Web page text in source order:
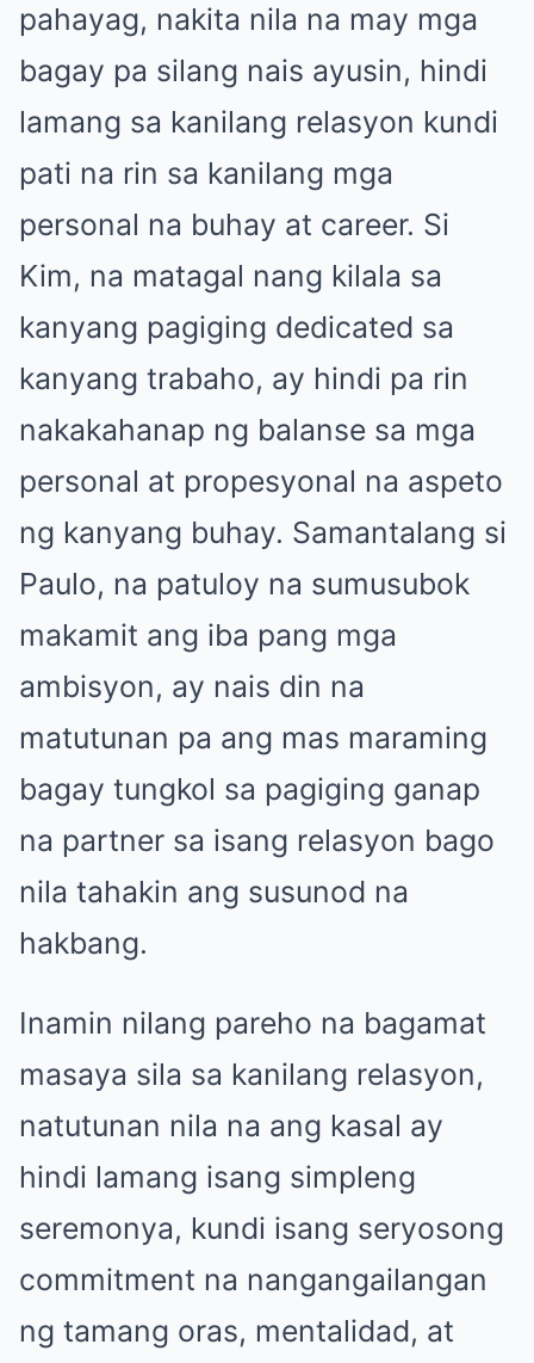
pahayag, nakita nila na may mga
bagay pa silang nais ayusin, hindi
lamang sa kanilang relasyon kundi
pati na rin sa kanilang mga
personal na buhay at career. Si
Kim, na matagal nang kilala sa
kanyang pagiging dedicated sa
kanyang trabaho, ay hindi pa rin
nakakahanap ng balanse sa mga
personal at propesyonal na aspeto
ng kanyang buhay. Samantalang si
Paulo, na patuloy na sumusubok
makamit ang iba pang mga
ambisyon, ay nais din na
matutunan pa ang mas maraming
bagay tungkol sa pagiging ganap
na partner sa isang relasyon bago
nila tahakin ang susunod na
hakbang.
Inamin nilang pareho na bagamat
masaya sila sa kanilang relasyon,
natutunan nila na ang kasal ay
hindi lamang isang simpleng
seremonya, kundi isang seryosong
commitment na nangangailangan
ng tamang oras, mentalidad, at